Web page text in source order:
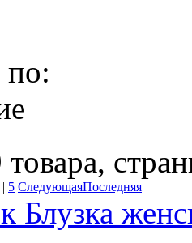
по:
| 5 СледующаяПоследняя
Блузка